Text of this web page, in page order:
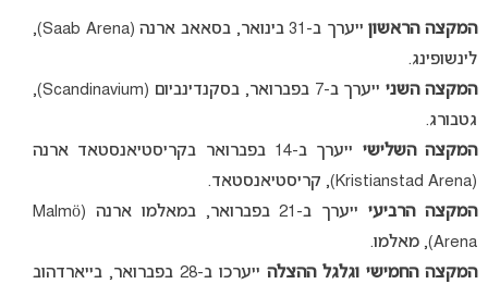
המקצה הראשון
ייערך ב-31 בינואר, בסאאב ארנה (Saab Arena),
לינשופינג.
המקצה השני
ייערך ב-7 בפברואר, בסקנדינביום (Scandinavium),
גטבורג.
המקצה השלישי
ייערך ב-14 בפברואר בקריסטיאנסטאד ארנה
(Kristianstad Arena), קריסטיאנסטאד.
המקצה הרביעי
ייערך ב-21 בפברואר, במאלמו ארנה (Malmö
Arena), מאלמו.
המקצה החמישי וגלגל ההצלה
ייערכו ב-28 בפברואר, בייארדהוב